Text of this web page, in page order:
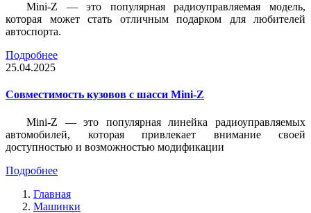
Mini-Z — это популярная радиоуправляемая модель,
которая может стать отличным подарком для любителей
автоспорта.
Подробнее
25.04.2025
Совместимость кузовов с шасси Mini-Z
Mini-Z — это популярная линейка радиоуправляемых
автомобилей, которая привлекает внимание своей
доступностью и возможностью модификации
Подробнее
Главная
Машинки